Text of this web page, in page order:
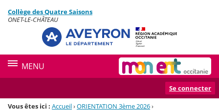
Menu de la rubrique
Contenu
Collège des Quatre Saisons
ONET-LE-CHÂTEAU
MENU
Se connecter
Vous êtes ici : Accueil›ORIENTATION 3ème 2026›